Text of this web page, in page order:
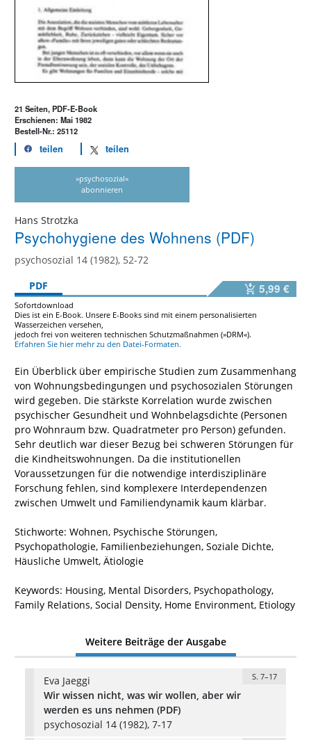
21 Seiten, PDF-E-Book
Erschienen: Mai 1982
Bestell-Nr.: 25112
teilen teilen
»psychosozial«
abonnieren
Hans Strotzka
Psychohygiene des Wohnens (PDF)
psychosozial 14 (1982), 52-72
PDF
5,99 €
Sofortdownload
Dies ist ein E-Book. Unsere E-Books sind mit einem personalisierten
Wasserzeichen versehen,
jedoch frei von weiteren technischen Schutzmaßnahmen (»DRM«).
Erfahren Sie hier mehr zu den Datei-Formaten.
Ein Überblick über empirische Studien zum Zusammenhang
von Wohnungsbedingungen und psychosozialen Störungen
wird gegeben. Die stärkste Korrelation wurde zwischen
psychischer Gesundheit und Wohnbelagsdichte (Personen
pro Wohnraum bzw. Quadratmeter pro Person) gefunden.
Sehr deutlich war dieser Bezug bei schweren Störungen für
die Kindheitswohnungen. Da die institutionellen
Voraussetzungen für die notwendige interdisziplinäre
Forschung fehlen, sind komplexere Interdependenzen
zwischen Umwelt und Familiendynamik kaum klärbar.
Stichworte: Wohnen, Psychische Störungen,
Psychopathologie, Familienbeziehungen, Soziale Dichte,
Häusliche Umwelt, Ätiologie
Keywords: Housing, Mental Disorders, Psychopathology,
Family Relations, Social Density, Home Environment, Etiology
Weitere Beiträge der Ausgabe
Eva Jaeggi S. 7–17
Wir wissen nicht, was wir wollen, aber wir
werden es uns nehmen (PDF)
psychosozial 14 (1982), 7-17